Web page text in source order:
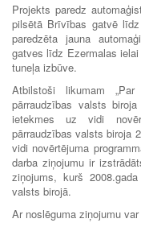
Projekts paredz
pilsētā Brīvības gatvē
paredzēta jauna
gatves līdz Ezermalas
tuneļa izbūve.
Atbilstoši likumam
pārraudzības valsts
ietekmes uz vidi
pārraudzības valsts biroja
vidi novērtējuma
darba ziņojumu ir
ziņojums, kurš
valsts birojā.
Ar noslēguma ziņojumu